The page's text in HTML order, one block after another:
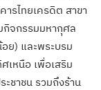
รไทยเครดิต สาขา
กิจกรรมมหากุศล
ย) และพระบรม
เหนือ เพื่อเสริม
ะชาชน รวมถึงร้าน